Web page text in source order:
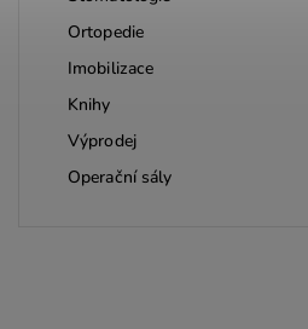
Ortopedie
Imobilizace
Knihy
Výprodej
Operační sály